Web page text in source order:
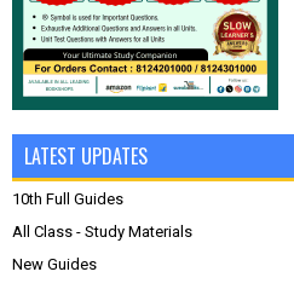
LATEST UPDATES
10th Full Guides
All Class - Study Materials
New Guides